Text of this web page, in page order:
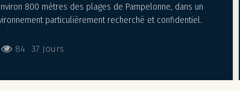
800 mètres des plages de Pampelonne, dans un
particulièrement recherché et confidentiel.
développe environ 330 m² et bénéficie de
84 37 Jours